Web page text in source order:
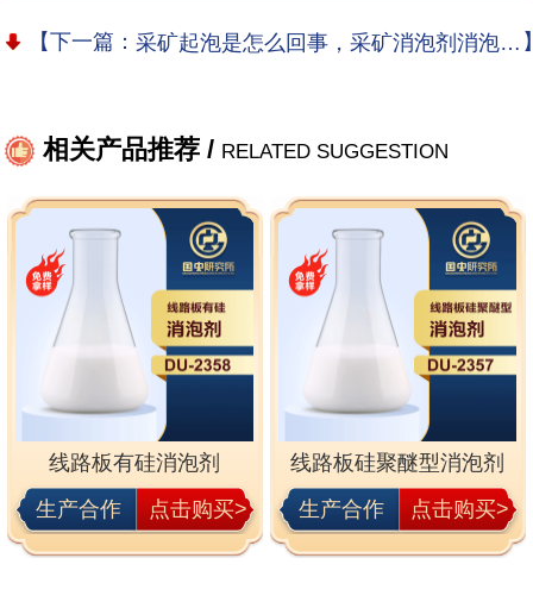
【下一篇： 采矿起泡是怎么回事，采矿消泡剂消泡又是什么原理？
相关产品推荐 / RELATED SUGGESTION
线路板有硅消泡剂
生产合作
点击购买>
线路板硅聚醚型消泡剂
生产合作
点击购买>